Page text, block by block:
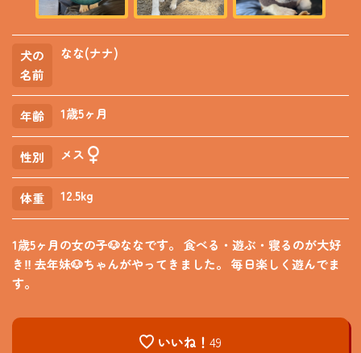
犬の
名前
なな(ナナ)
年齢 1歳5ヶ月
性別 メス
体重 12.5kg
1歳5ヶ月の女の子🐶ななです。 食べる・遊ぶ・寝るのが大好
き‼️ 去年妹🐶ちゃんがやってきました。 毎日楽しく遊んでま
す。
いいね！ 49